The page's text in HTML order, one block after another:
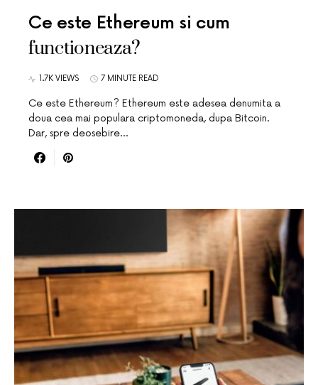
Ce este Ethereum si cum
functioneaza?
1.7K VIEWS 7 MINUTE READ
Ce este Ethereum? Ethereum este adesea denumita a
doua cea mai populara criptomoneda, dupa Bitcoin.
Dar, spre deosebire…